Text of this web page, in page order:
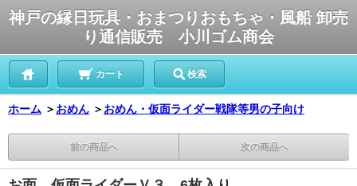
神戸の縁日玩具・おまつりおもちゃ・風船 卸売
り通信販売 小川ゴム商会
カート 検索
ホーム ＞ おめん ＞ おめん・仮面ライダー戦隊等男の子向け
前の商品へ 次の商品へ